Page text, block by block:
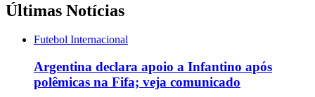
Últimas Notícias
Futebol Internacional
Argentina declara apoio a Infantino após
polêmicas na Fifa; veja comunicado